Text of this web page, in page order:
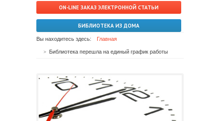
ON-LINE ЗАКАЗ ЭЛЕКТРОННОЙ СТАТЬИ
БИБЛИОТЕКА ИЗ ДОМА
Вы находитесь здесь: Главная
Библиотека перешла на единый график работы